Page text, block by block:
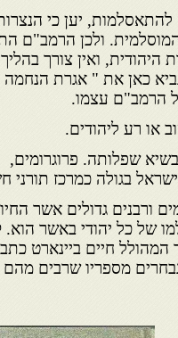
יען כי
ולכן הרמב"ם
ואין צורך בהליך
נביא כאן את " אגרת
הרמב"ם עצמו.
או רע ליהודים.
שפלותה. פרוגרומים,
בגולה כמרכז תורני
ורבנים גדולים אשר
של כל יהודי באשר
חיים ביינארט
מספריו שרבים מהם